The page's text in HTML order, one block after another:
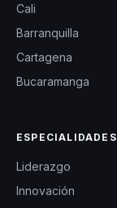
Cali
Barranquilla
Cartagena
Bucaramanga
ESPECIALIDADES
Liderazgo
Innovación